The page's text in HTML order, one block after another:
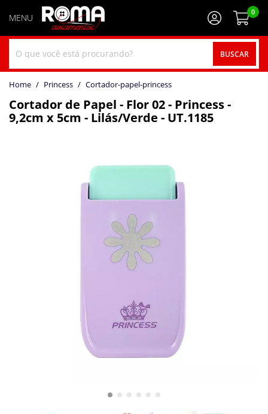
BUSCAR
0
home Princess cortador-papel-princess
Cortador de Papel - Flor 02 - Princess -
9,2cm x 5cm - Lilás/Verde - UT.1185